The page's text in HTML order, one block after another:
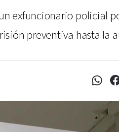
exfuncionario policial
preventiva hasta la